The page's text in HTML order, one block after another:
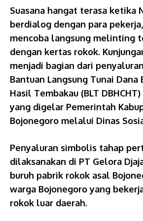
Suasana hangat terasa ketika
berdialog dengan para
mencoba langsung melinting
dengan kertas rokok.
menjadi bagian dari
Bantuan Langsung Tunai Dana
Hasil Tembakau (BLT
yang digelar Pemerintah
Bojonegoro melalui Dinas
Penyaluran simbolis tahap
dilaksanakan di PT Gelora
buruh pabrik rokok asal
warga Bojonegoro yang
rokok luar daerah.